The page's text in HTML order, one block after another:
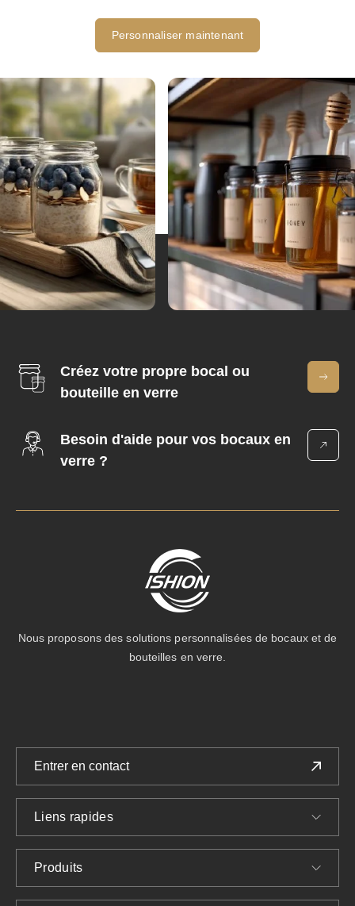
Personnaliser maintenant
Créez votre propre bocal ou
bouteille en verre
Besoin d'aide pour vos bocaux en
verre ?
Nous proposons des solutions personnalisées de bocaux et de
bouteilles en verre.
Entrer en contact
Liens rapides
Produits